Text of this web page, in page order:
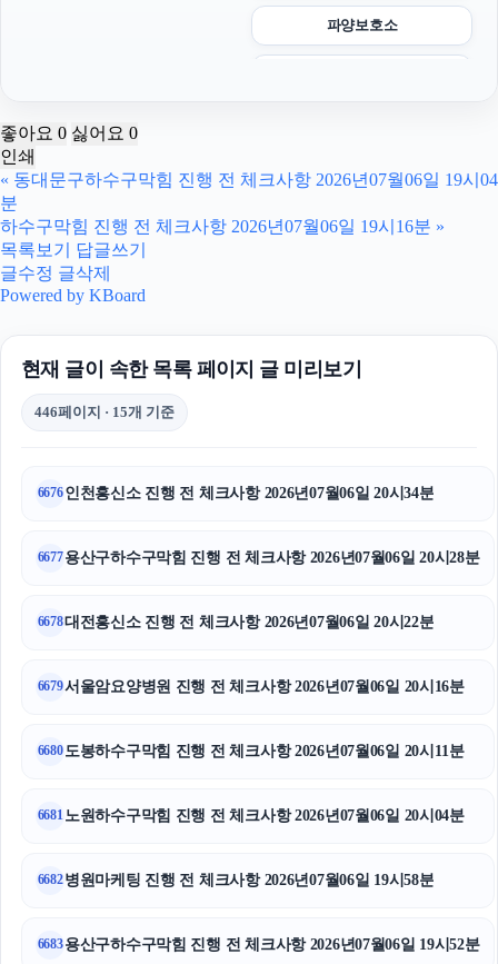
파양보호소
채무통합대환대출
인스타 좋아요 구매
로드락버거
창원이혼전문변호사
동작구하수구막힘
부산휴대폰성지
은평구하수구막힘
대구이혼전문변호사
좋아요 0 싫어요 0
인쇄
« 동대문구하수구막힘 진행 전 체크사항 2026년07월06일 19시04
분
하수구막힘 진행 전 체크사항 2026년07월06일 19시16분 »
목록보기
답글쓰기
글수정 글삭제
Powered by KBoard
현재 글이 속한 목록 페이지 글 미리보기
446페이지 · 15개 기준
6676인천흥신소 진행 전 체크사항 2026년07월06일 20시34분
6677용산구하수구막힘 진행 전 체크사항 2026년07월06일 20시28분
6678대전흥신소 진행 전 체크사항 2026년07월06일 20시22분
6679서울암요양병원 진행 전 체크사항 2026년07월06일 20시16분
6680 도봉하수구막힘 진행 전 체크사항 2026년07월06일 20시11분
6681 노원하수구막힘 진행 전 체크사항 2026년07월06일 20시04분
6682병원마케팅 진행 전 체크사항 2026년07월06일 19시58분
6683용산구하수구막힘 진행 전 체크사항 2026년07월06일 19시52분